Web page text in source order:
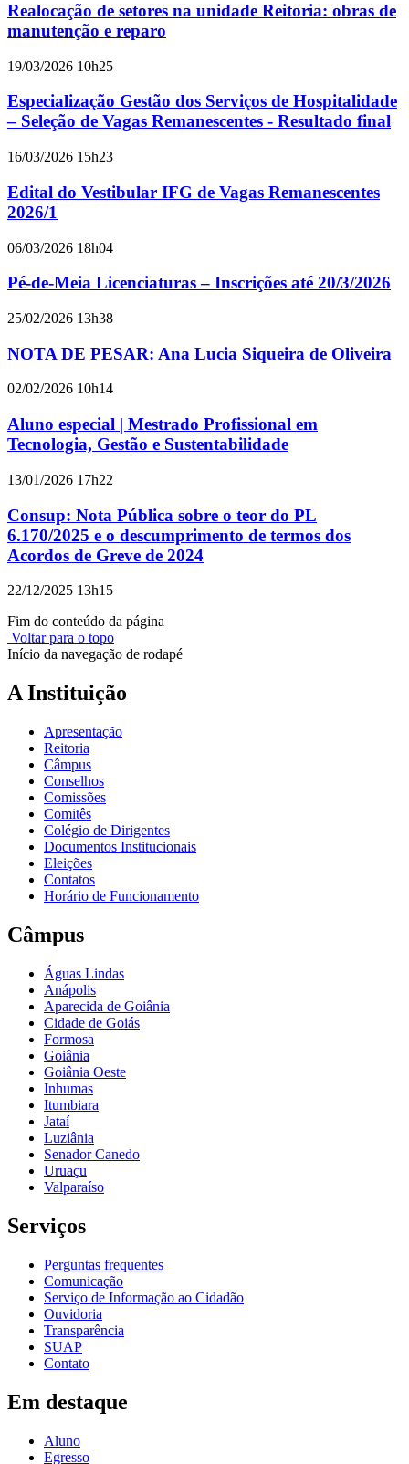
Realocação de setores na unidade Reitoria: obras de
manutenção e reparo
19/03/2026 10h25
Especialização Gestão dos Serviços de Hospitalidade
– Seleção de Vagas Remanescentes - Resultado final
16/03/2026 15h23
Edital do Vestibular IFG de Vagas Remanescentes
2026/1
06/03/2026 18h04
Pé-de-Meia Licenciaturas – Inscrições até 20/3/2026
25/02/2026 13h38
NOTA DE PESAR: Ana Lucia Siqueira de Oliveira
02/02/2026 10h14
Aluno especial | Mestrado Profissional em
Tecnologia, Gestão e Sustentabilidade
13/01/2026 17h22
Consup: Nota Pública sobre o teor do PL
6.170/2025 e o descumprimento de termos dos
Acordos de Greve de 2024
22/12/2025 13h15
Fim do conteúdo da página
Voltar para o topo
Início da navegação de rodapé
A Instituição
Apresentação
Reitoria
Câmpus
Conselhos
Comissões
Comitês
Colégio de Dirigentes
Documentos Institucionais
Eleições
Contatos
Horário de Funcionamento
Câmpus
Águas Lindas
Anápolis
Aparecida de Goiânia
Cidade de Goiás
Formosa
Goiânia
Goiânia Oeste
Inhumas
Itumbiara
Jataí
Luziânia
Senador Canedo
Uruaçu
Valparaíso
Serviços
Perguntas frequentes
Comunicação
Serviço de Informação ao Cidadão
Ouvidoria
Transparência
SUAP
Contato
Em destaque
Aluno
Egresso